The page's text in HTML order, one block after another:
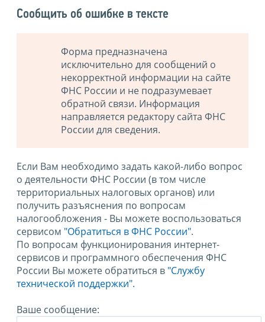
Сообщить об ошибке в тексте
Форма предназначена
исключительно для сообщений о
некорректной информации на сайте
ФНС России и не подразумевает
обратной связи. Информация
направляется редактору сайта ФНС
России для сведения.
Если Вам необходимо задать какой-либо вопрос
о деятельности ФНС России (в том числе
территориальных налоговых органов) или
получить разъяснения по вопросам
налогообложения - Вы можете воспользоваться
сервисом "Обратиться в ФНС России".
По вопросам функционирования интернет-
сервисов и программного обеспечения ФНС
России Вы можете обратиться в "Службу
технической поддержки".
Ваше сообщение: